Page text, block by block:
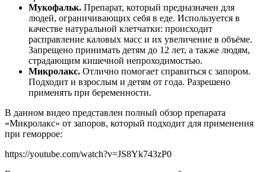
Мукофальк. Препарат, который предназначен для
людей, ограничивающих себя в еде. Используется в
качестве натуральной клетчатки: происходит
расправление каловых масс и их увеличение в объёме.
Запрещено принимать детям до 12 лет, а также людям,
страдающим кишечной непроходимостью.
Микролакс. Отлично помогает справиться с запором.
Подходит и взрослым и детям от года. Разрешено
применять при беременности.
В данном видео представлен полный обзор препарата
«Микролакс» от запоров, который подходит для применения
при геморрое:
https://youtube.com/watch?v=JS8Yk743zP0